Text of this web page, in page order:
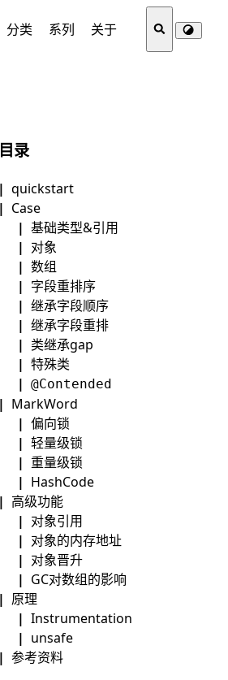
分类 系列 关于
目录
quickstart
Case
基础类型&引用
对象
数组
字段重排序
继承字段顺序
继承字段重排
类继承gap
特殊类
@Contended
MarkWord
偏向锁
轻量级锁
重量级锁
HashCode
高级功能
对象引用
对象的内存地址
对象晋升
GC对数组的影响
原理
Instrumentation
unsafe
参考资料